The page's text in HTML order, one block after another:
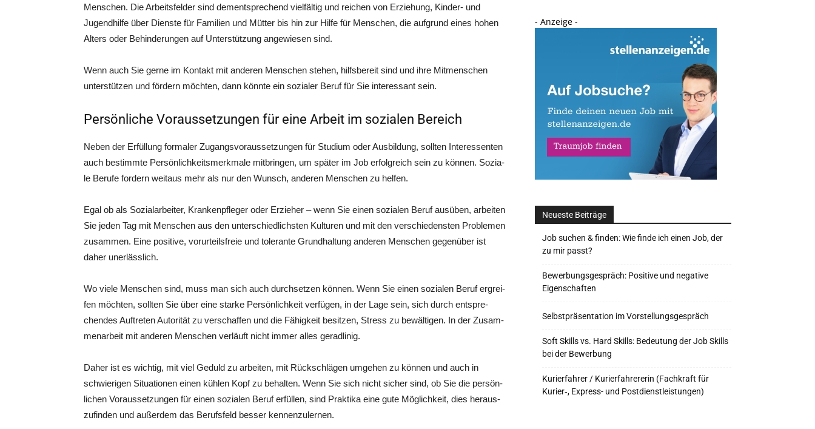
Men­schen. Die Arbeits­fel­der sind dem­entspre­chend viel­fäl­tig und rei­chen von Erzie­hung, Kin­der- und
Jugend­hil­fe über Diens­te für Fami­li­en und Müt­ter bis hin zur Hil­fe für Men­schen, die auf­grund eines hohen
Alters oder Behin­de­run­gen auf Unter­stüt­zung ange­wie­sen sind.
Wenn auch Sie ger­ne im Kon­takt mit ande­ren Men­schen ste­hen, hilfs­be­reit sind und ihre Mit­men­schen
unter­stüt­zen und för­dern möch­ten, dann könn­te ein sozia­ler Beruf für Sie inter­es­sant sein.
Persönliche Voraussetzungen für eine Arbeit im sozialen Bereich
Neben der Erfül­lung for­ma­ler Zugangs­vor­aus­set­zun­gen für Stu­di­um oder Aus­bil­dung, soll­ten Inter­es­sen­ten
auch bestimm­te Per­sön­lich­keits­merk­ma­le mit­brin­gen, um spä­ter im Job erfolg­reich sein zu kön­nen. Sozia­
le Beru­fe for­dern weit­aus mehr als nur den Wunsch, ande­ren Men­schen zu helfen.
Egal ob als Sozi­al­ar­bei­ter, Kran­ken­pfle­ger oder Erzie­her – wenn Sie einen sozia­len Beruf aus­üben, arbei­ten
Sie jeden Tag mit Men­schen aus den unter­schied­lichs­ten Kul­tu­ren und mit den ver­schie­dens­ten Pro­ble­men
zusam­men. Eine posi­ti­ve, vor­ur­teils­freie und tole­ran­te Grund­hal­tung ande­ren Men­schen gegen­über ist
daher unerlässlich.
Wo vie­le Men­schen sind, muss man sich auch durch­set­zen kön­nen. Wenn Sie einen sozia­len Beruf ergrei­
fen möch­ten, soll­ten Sie über eine star­ke Per­sön­lich­keit ver­fü­gen, in der Lage sein, sich durch ent­spre­
chen­des Auf­tre­ten Auto­ri­tät zu ver­schaf­fen und die Fähig­keit besit­zen, Stress zu bewäl­ti­gen. In der Zusam­
men­ar­beit mit ande­ren Men­schen ver­läuft nicht immer alles geradlinig.
Daher ist es wich­tig, mit viel Geduld zu arbei­ten, mit Rück­schlä­gen umge­hen zu kön­nen und auch in
schwie­ri­gen Situa­tio­nen einen küh­len Kopf zu behal­ten. Wenn Sie sich nicht sicher sind, ob Sie die per­sön­
li­chen Vor­aus­set­zun­gen für einen sozia­len Beruf erfül­len, sind Prak­ti­ka eine gute Mög­lich­keit, dies her­aus­
zu­fin­den und außer­dem das Berufs­feld bes­ser kennenzulernen.
- Anzeige -
Neueste Beiträge
Job suchen & finden: Wie finde ich einen Job, der
zu mir passt?
Bewerbungsgespräch: Positive und negative
Eigenschaften
Selbstpräsentation im Vorstellungsgespräch
Soft Skills vs. Hard Skills: Bedeutung der Job Skills
bei der Bewerbung
Kurierfahrer / Kurierfahrererin (Fachkraft für
Kurier‑, Express- und Postdienstleistungen)